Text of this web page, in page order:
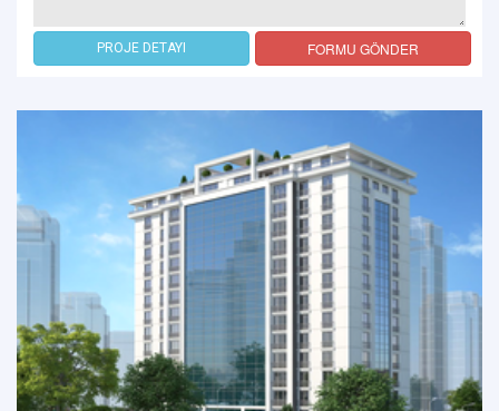
PROJE DETAYI FORMU GÖNDER